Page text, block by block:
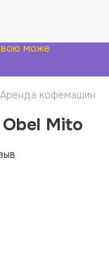
може
Аренда кофемашин
Mito